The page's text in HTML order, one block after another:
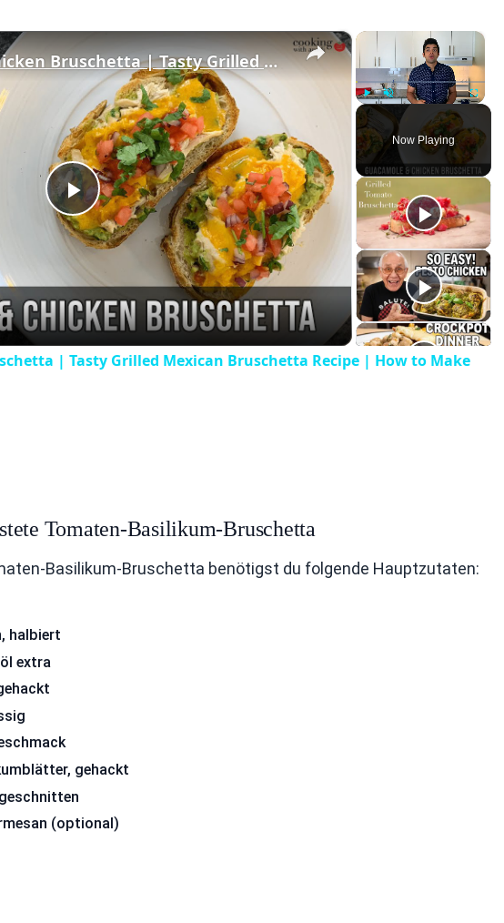
×
Play Unmute Fullscreen
Now Playing
×
Play
Video
Guacamole and Chicken Bruschetta | Tasty Grilled Mexican Bruschetta Recipe | How to Make Bruschetta
| Tasty Grilled Mexican Bruschetta Recipe | How to Make
Tomaten-Basilikum-Bruschetta
Basilikum-Bruschetta benötigst du folgende Hauptzutaten:
halbiert
extra
gehackt
(optional)